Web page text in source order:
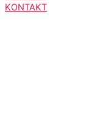
KONTAKT